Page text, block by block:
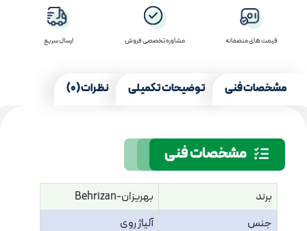
قیمت های منصفانه مشاوره تخصصی فروش ارسال سریع
مشخصات فنی توضیحات تکمیلی نظرات (0)
مشخصات فنی
برند
بهریزان-Behrizan
جنس
آلیاژ روی